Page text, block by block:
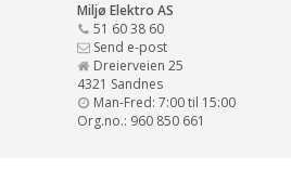
Miljø Elektro AS
51 60 38 60
Send e-post
Dreierveien 25
4321 Sandnes
Man-Fred: 7:00 til 15:00
Org.no.: 960 850 661